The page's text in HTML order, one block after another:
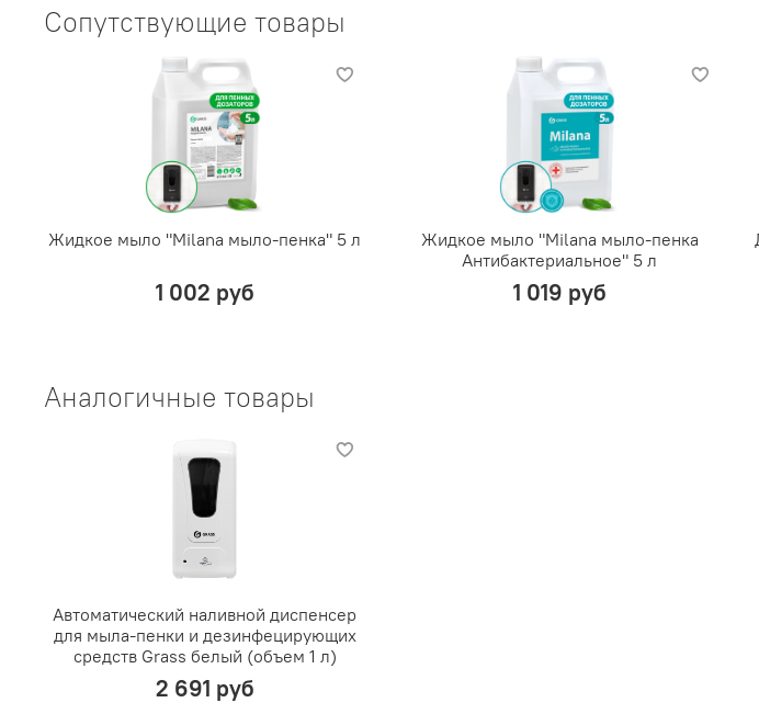
Сопутствующие товары
Жидкое мыло "Milana мыло-пенка" 5 л
1 002 руб
Жидкое мыло "Milana мыло-пенка
Антибактериальное" 5 л
1 019 руб
Аналогичные товары
Автоматический наливной диспенсер
для мыла-пенки и дезинфецирующих
средств Grass белый (объем 1 л)
2 691 руб